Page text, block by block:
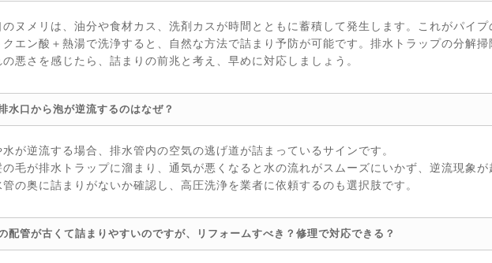
ヌメリは、油分や食材カス、洗剤カスが時間とともに蓄積して発生します。これがパイ
エン酸＋熱湯で洗浄すると、自然な方法で詰まり予防が可能です。排水トラップの分解
悪さを感じたら、詰まりの前兆と考え、早めに対応しましょう。
水口から泡が逆流するのはなぜ？
が逆流する場合、排水管内の空気の逃げ道が詰まっているサインです。
毛が排水トラップに溜まり、通気が悪くなると水の流れがスムーズにいかず、逆流現象
管の奥に詰まりがないか確認し、高圧洗浄を業者に依頼するのも選択肢です。
配管が古くて詰まりやすいのですが、リフォームすべき？修理で対応できる？